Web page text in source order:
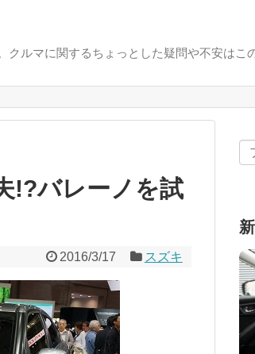
ルマに関するちょっとした疑問や不安はこ
!?バレーノを試
2016/3/17 スズキ